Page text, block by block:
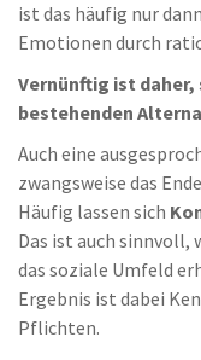
ist das häufig nur
Emotionen durch
Vernünftig ist daher,
bestehenden
Auch eine
zwangsweise das
Häufig lassen sich
Das ist auch sinnvoll,
das soziale Umfeld
Ergebnis ist dabei
Pflichten.